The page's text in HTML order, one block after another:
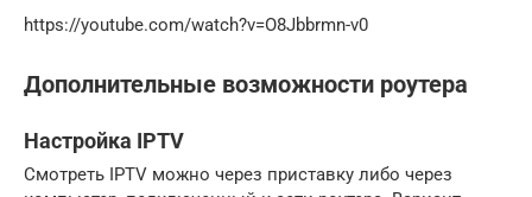
https://youtube.com/watch?v=O8Jbbrmn-v0
Дополнительные возможности роутера
Настройка IPTV
Смотреть IPTV можно через приставку либо через